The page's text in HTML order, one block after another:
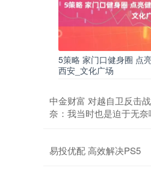
5策略 家门口健身圈 点
西安_文化广场
中金财富 对越自卫反击
奈：我当时也是迫于无
易投优配 高效解决PS5